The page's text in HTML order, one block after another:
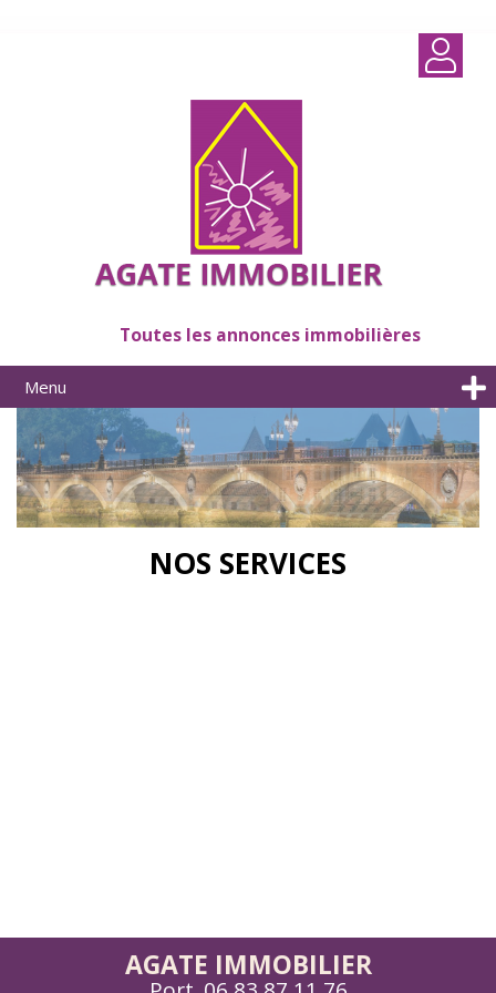
Toutes les annonces immobilières
Menu
NOS SERVICES
AGATE IMMOBILIER